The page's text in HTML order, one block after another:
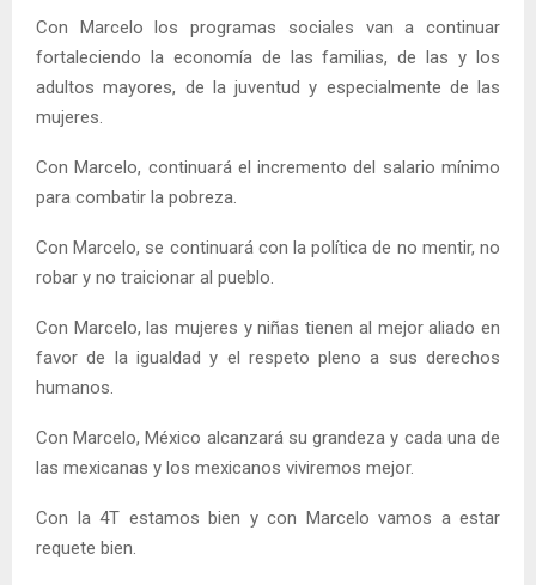
Con Marcelo los programas sociales van a continuar
fortaleciendo la economía de las familias, de las y los
adultos mayores, de la juventud y especialmente de las
mujeres.
Con Marcelo, continuará el incremento del salario mínimo
para combatir la pobreza.
Con Marcelo, se continuará con la política de no mentir, no
robar y no traicionar al pueblo.
Con Marcelo, las mujeres y niñas tienen al mejor aliado en
favor de la igualdad y el respeto pleno a sus derechos
humanos.
Con Marcelo, México alcanzará su grandeza y cada una de
las mexicanas y los mexicanos viviremos mejor.
Con la 4T estamos bien y con Marcelo vamos a estar
requete bien.